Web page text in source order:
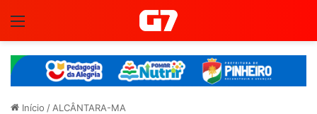
Início / ALCÂNTARA-MA